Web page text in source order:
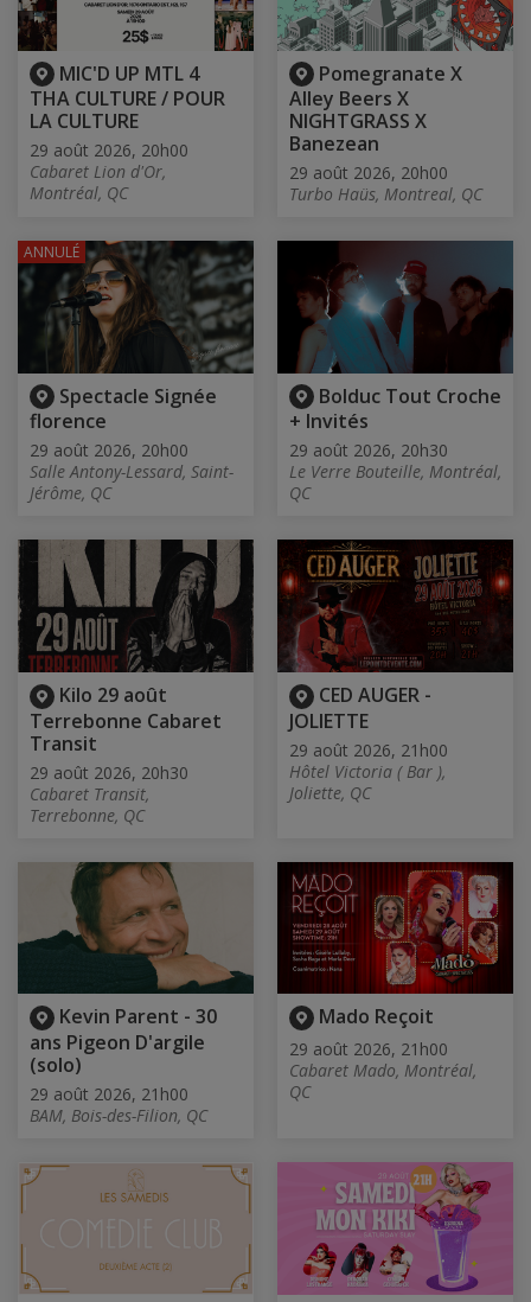
MIC'D UP MTL 4
THA CULTURE / POUR
LA CULTURE
29 août 2026, 20h00
Cabaret Lion d'Or,
Montréal, QC
Pomegranate X
Alley Beers X
NIGHTGRASS X
Banezean
29 août 2026, 20h00
Turbo Haüs, Montreal, QC
Spectacle Signée
florence
29 août 2026, 20h00
Salle Antony-Lessard, Saint-
Jérôme, QC
ANNULÉ
Bolduc Tout Croche
+ Invités
29 août 2026, 20h30
Le Verre Bouteille, Montréal,
QC
Kilo 29 août
Terrebonne Cabaret
Transit
29 août 2026, 20h30
Cabaret Transit,
Terrebonne, QC
CED AUGER -
JOLIETTE
29 août 2026, 21h00
Hôtel Victoria ( Bar ),
Joliette, QC
Kevin Parent - 30
ans Pigeon D'argile
(solo)
29 août 2026, 21h00
BAM, Bois-des-Filion, QC
Mado Reçoit
29 août 2026, 21h00
Cabaret Mado, Montréal,
QC